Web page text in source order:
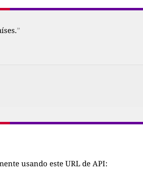
”
usando este URL de API: